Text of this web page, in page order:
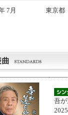
7月 東京都
吾